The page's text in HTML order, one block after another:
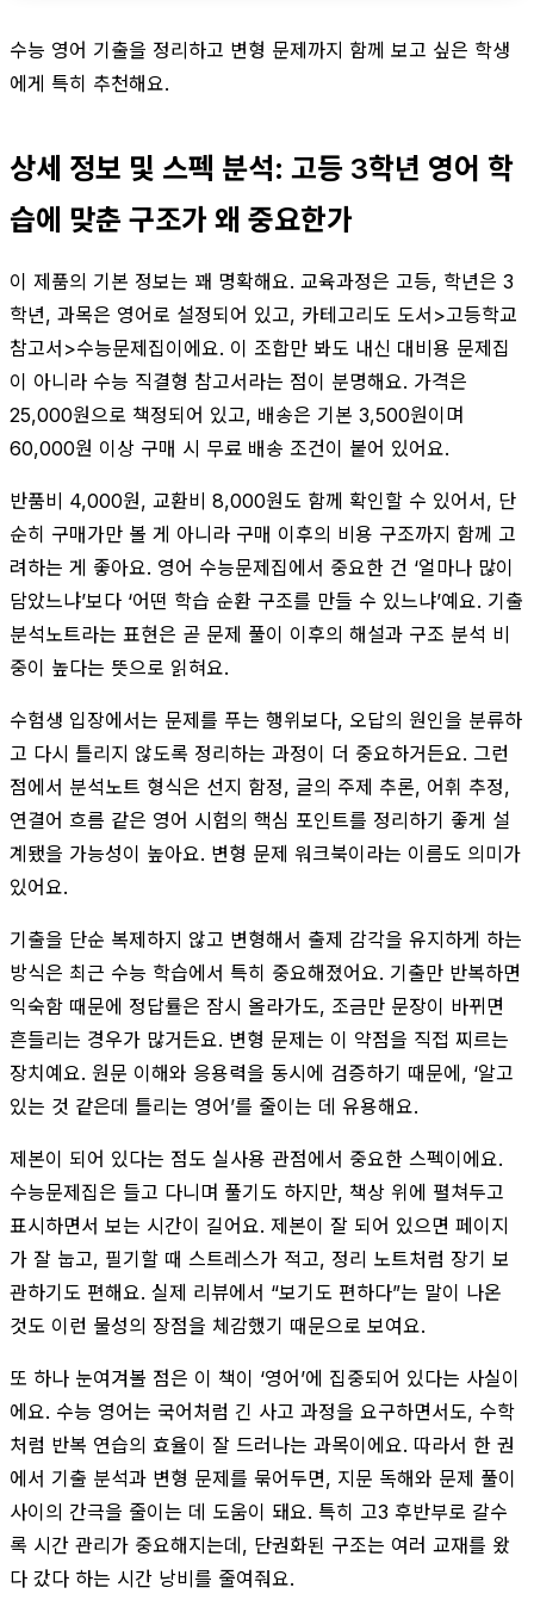
수능 영어 기출을 정리하고 변형 문제까지 함께 보고 싶은 학생
에게 특히 추천해요.
상세 정보 및 스펙 분석: 고등 3학년 영어 학
습에 맞춘 구조가 왜 중요한가
이 제품의 기본 정보는 꽤 명확해요. 교육과정은 고등, 학년은 3
학년, 과목은 영어로 설정되어 있고, 카테고리도 도서>고등학교
참고서>수능문제집이에요. 이 조합만 봐도 내신 대비용 문제집
이 아니라 수능 직결형 참고서라는 점이 분명해요. 가격은
25,000원으로 책정되어 있고, 배송은 기본 3,500원이며
60,000원 이상 구매 시 무료 배송 조건이 붙어 있어요.
반품비 4,000원, 교환비 8,000원도 함께 확인할 수 있어서, 단
순히 구매가만 볼 게 아니라 구매 이후의 비용 구조까지 함께 고
려하는 게 좋아요. 영어 수능문제집에서 중요한 건 ‘얼마나 많이
담았느냐’보다 ‘어떤 학습 순환 구조를 만들 수 있느냐’예요. 기출
분석노트라는 표현은 곧 문제 풀이 이후의 해설과 구조 분석 비
중이 높다는 뜻으로 읽혀요.
수험생 입장에서는 문제를 푸는 행위보다, 오답의 원인을 분류하
고 다시 틀리지 않도록 정리하는 과정이 더 중요하거든요. 그런
점에서 분석노트 형식은 선지 함정, 글의 주제 추론, 어휘 추정,
연결어 흐름 같은 영어 시험의 핵심 포인트를 정리하기 좋게 설
계됐을 가능성이 높아요. 변형 문제 워크북이라는 이름도 의미가
있어요.
기출을 단순 복제하지 않고 변형해서 출제 감각을 유지하게 하는
방식은 최근 수능 학습에서 특히 중요해졌어요. 기출만 반복하면
익숙함 때문에 정답률은 잠시 올라가도, 조금만 문장이 바뀌면
흔들리는 경우가 많거든요. 변형 문제는 이 약점을 직접 찌르는
장치예요. 원문 이해와 응용력을 동시에 검증하기 때문에, ‘알고
있는 것 같은데 틀리는 영어’를 줄이는 데 유용해요.
제본이 되어 있다는 점도 실사용 관점에서 중요한 스펙이에요.
수능문제집은 들고 다니며 풀기도 하지만, 책상 위에 펼쳐두고
표시하면서 보는 시간이 길어요. 제본이 잘 되어 있으면 페이지
가 잘 눕고, 필기할 때 스트레스가 적고, 정리 노트처럼 장기 보
관하기도 편해요. 실제 리뷰에서 “보기도 편하다”는 말이 나온
것도 이런 물성의 장점을 체감했기 때문으로 보여요.
또 하나 눈여겨볼 점은 이 책이 ‘영어’에 집중되어 있다는 사실이
에요. 수능 영어는 국어처럼 긴 사고 과정을 요구하면서도, 수학
처럼 반복 연습의 효율이 잘 드러나는 과목이에요. 따라서 한 권
에서 기출 분석과 변형 문제를 묶어두면, 지문 독해와 문제 풀이
사이의 간극을 줄이는 데 도움이 돼요. 특히 고3 후반부로 갈수
록 시간 관리가 중요해지는데, 단권화된 구조는 여러 교재를 왔
다 갔다 하는 시간 낭비를 줄여줘요.